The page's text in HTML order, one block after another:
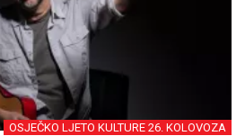
OSJEČKO LJETO KULTURE 26. KOLOVOZA